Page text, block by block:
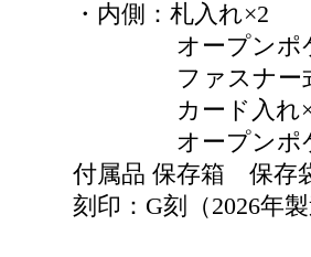
・内側：札入れ×2
オープンポケ
ファスナー式
カード入れ
オープンポケ
付属品 保存箱 保存
刻印：G刻（2026年